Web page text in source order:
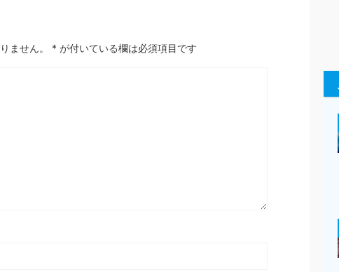
ません。 * が付いている欄は必須項目です